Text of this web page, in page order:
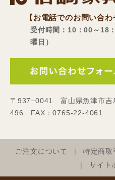
【お電話でのお問い合
受付時間：10：00～18
曜日）
〒937−0041 富山県魚津市
496 FAX：0765-22-4061
ご注文について 特定商取
サイト